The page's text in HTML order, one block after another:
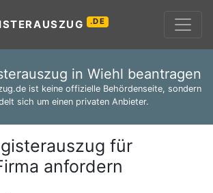
.DE
in Wiehl beantragen
ist keine offizielle Behördenseite, sondern
sich um einen privaten Anbieter.
für
anfordern